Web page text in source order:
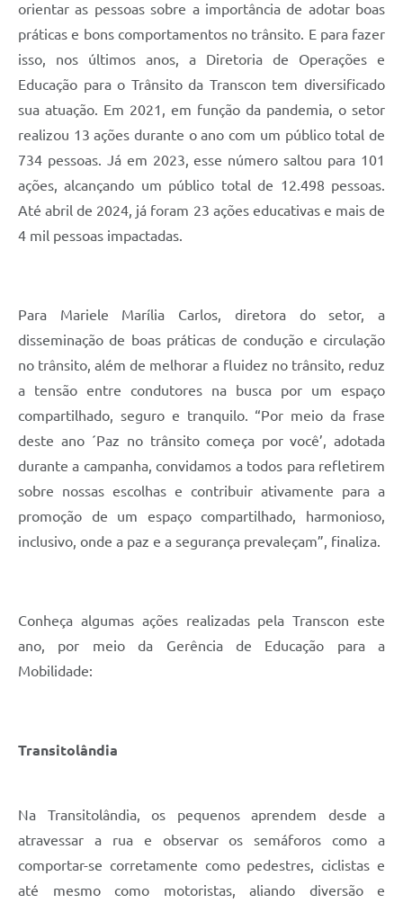
orientar as pessoas sobre a importância de adotar boas
práticas e bons comportamentos no trânsito. E para fazer
isso, nos últimos anos, a Diretoria de Operações e
Educação para o Trânsito da Transcon tem diversificado
sua atuação. Em 2021, em função da pandemia, o setor
realizou 13 ações durante o ano com um público total de
734 pessoas. Já em 2023, esse número saltou para 101
ações, alcançando um público total de 12.498 pessoas.
Até abril de 2024, já foram 23 ações educativas e mais de
4 mil pessoas impactadas.
Para Mariele Marília Carlos, diretora do setor, a
disseminação de boas práticas de condução e circulação
no trânsito, além de melhorar a fluidez no trânsito, reduz
a tensão entre condutores na busca por um espaço
compartilhado, seguro e tranquilo. “Por meio da frase
deste ano ´Paz no trânsito começa por você’, adotada
durante a campanha, convidamos a todos para refletirem
sobre nossas escolhas e contribuir ativamente para a
promoção de um espaço compartilhado, harmonioso,
inclusivo, onde a paz e a segurança prevaleçam”, finaliza.
Conheça algumas ações realizadas pela Transcon este
ano, por meio da Gerência de Educação para a
Mobilidade:
Transitolândia
Na Transitolândia, os pequenos aprendem desde a
atravessar a rua e observar os semáforos como a
comportar-se corretamente como pedestres, ciclistas e
até mesmo como motoristas, aliando diversão e